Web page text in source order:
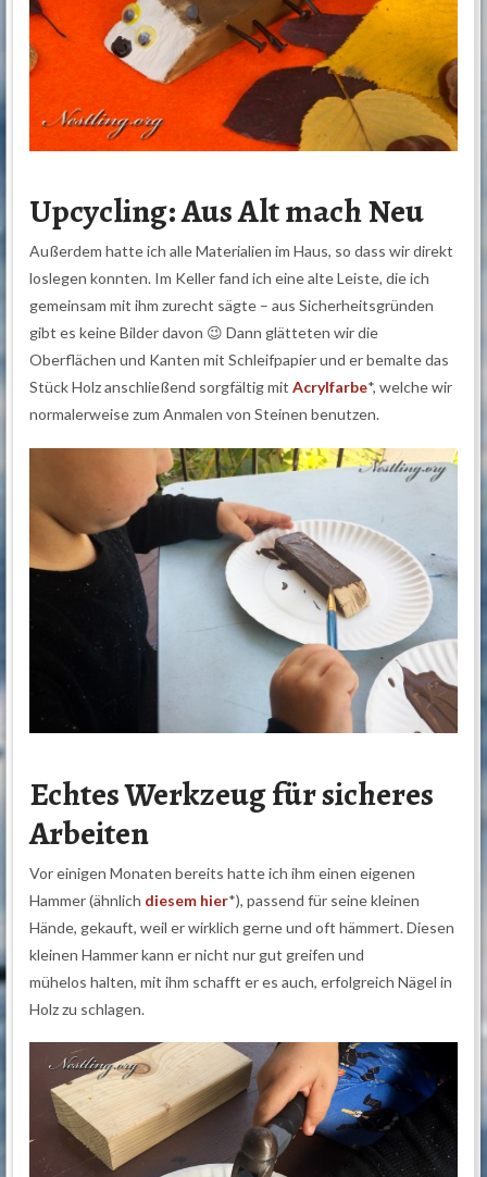
Upcycling: Aus Alt mach Neu
Außerdem hatte ich alle Materialien im Haus, so dass wir direkt
loslegen konnten. Im Keller fand ich eine alte Leiste, die ich
gemeinsam mit ihm zurecht sägte – aus Sicherheitsgründen
gibt es keine Bilder davon 😉 Dann glätteten wir die
Oberflächen und Kanten mit Schleifpapier und er bemalte das
Stück Holz anschließend sorgfältig mitAcrylfarbe*, welche wir
normalerweise zum Anmalen von Steinen benutzen.
Echtes Werkzeug für sicheres
Arbeiten
Vor einigen Monaten bereits hatte ich ihm einen eigenen
Hammer (ähnlich diesem hier*), passend für seine kleinen
Hände, gekauft, weil er wirklich gerne und oft hämmert. Diesen
kleinen Hammer kann er nicht nur gut greifen und
mühelos halten, mit ihm schafft er es auch, erfolgreich Nägel in
Holz zu schlagen.